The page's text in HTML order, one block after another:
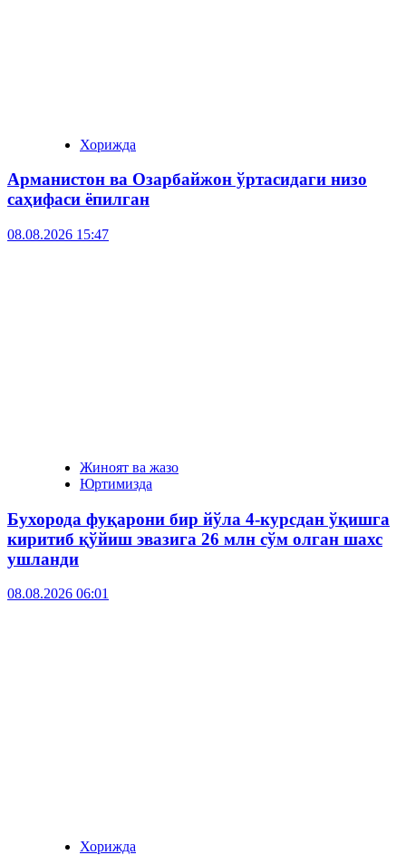
Хорижда
Арманистон ва Озарбайжон ўртасидаги низо
саҳифаси ёпилган
08.08.2026 15:47
Жиноят ва жазо
Юртимизда
Бухорода фуқарони бир йўла 4-курсдан ўқишга
киритиб қўйиш эвазига 26 млн сўм олган шахс
ушланди
08.08.2026 06:01
Хорижда